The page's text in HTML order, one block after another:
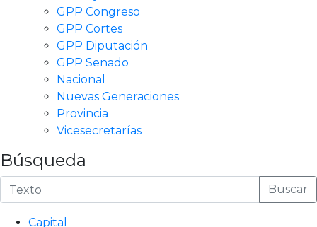
GPP Congreso
GPP Cortes
GPP Diputación
GPP Senado
Nacional
Nuevas Generaciones
Provincia
Vicesecretarías
Búsqueda
Buscar
Capital